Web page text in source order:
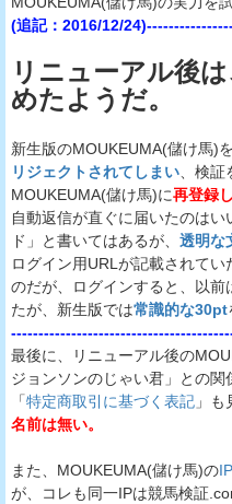
(追記：2016/12/
リニューアル後
めたようだ。
新生版のMOUKEUMA(儲け馬)
リジェクトされてしまい 、検
MOUKEUMA(儲け馬)に再登録し
自動返信が直ぐに届いたのは
ド」と書いてはあるが、 透明な
ログイン用URLが記載されて
のだが、ログインすると、以
たが、新生版では常識的な30pt
最後に、リニューアル後の
ジョンソンのじゃい君」との関
「特定商取引に基づく表記 」も
名前は無い。
また、MOUKEUMA(儲け馬)の
が、コレも同一IPは競馬検証